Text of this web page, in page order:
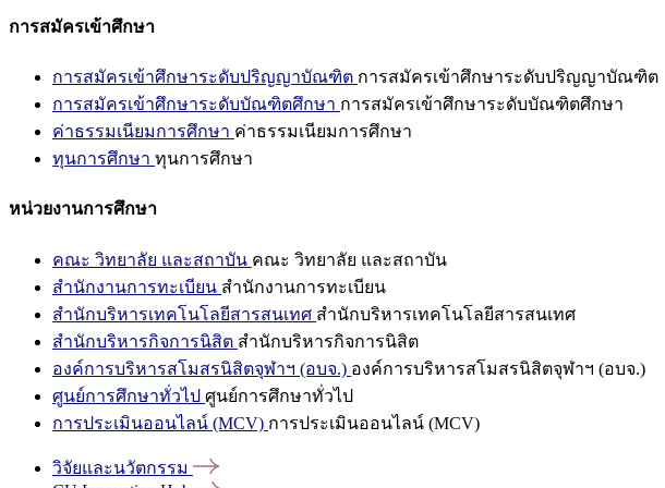
การสมัครเข้าศึกษา
การสมัครเข้าศึกษาระดับปริญญาบัณฑิต การสมัครเข้าศึกษาระดับปริญญาบัณฑิต
การสมัครเข้าศึกษาระดับบัณฑิตศึกษา การสมัครเข้าศึกษาระดับบัณฑิตศึกษา
ค่าธรรมเนียมการศึกษา ค่าธรรมเนียมการศึกษา
ทุนการศึกษา ทุนการศึกษา
หน่วยงานการศึกษา
คณะ วิทยาลัย และสถาบัน คณะ วิทยาลัย และสถาบัน
สำนักงานการทะเบียน สำนักงานการทะเบียน
สำนักบริหารเทคโนโลยีสารสนเทศ สำนักบริหารเทคโนโลยีสารสนเทศ
สำนักบริหารกิจการนิสิต สำนักบริหารกิจการนิสิต
องค์การบริหารสโมสรนิสิตจุฬาฯ (อบจ.) องค์การบริหารสโมสรนิสิตจุฬาฯ (อบจ.)
ศูนย์การศึกษาทั่วไป ศูนย์การศึกษาทั่วไป
การประเมินออนไลน์ (MCV) การประเมินออนไลน์ (MCV)
วิจัยและนวัตกรรม